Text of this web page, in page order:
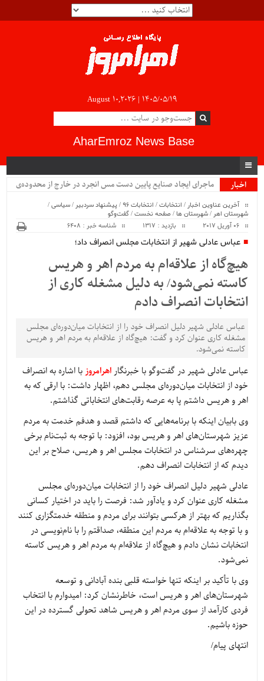
August 10,2026 | ۱۴۰۵/۰۵/۱۹
AharEmroz News Base
اخبار
ماجرای ایجاد صنایع پایین دست مس انجرد در خارج از محدوده‌ی
آخرین عناوین اخبار / انتخابات/ انتخابات 96 /پیشنهاد سردبیر /سیاسی/
شهرستان اهر /شهرستان ها/صفحه نخست/گفت‌وگو
06 آوریل 2017
بازدید : 1317 شناسه خبر : 6408
عباس عادلی شهیر از انتخابات مجلس انصراف داد؛
هیچ‌گاه از علاقه‌ام به مردم اهر و هریس
کاسته نمی‌شود/ به دلیل مشغله کاری از
انتخابات انصراف دادم
عباس عادلی شهیر دلیل انصراف خود را از انتخابات میان‌دوره‌ای مجلس
مشغله کاری عنوان کرد و گفت: هیچ‌گاه از علاقه‌ام به مردم اهر و هریس
کاسته نمی‌شود.
عباس عادلی شهیر در گفت‌وگو با خبرنگاراهرامروز با اشاره به انصراف
خود از انتخابات میان‌دوره‌ای مجلس دهم، اظهار داشت: با ارقی که به
اهر و هریس داشتم پا به عرصه رقابت‌های انتخاباتی گذاشتم.
وی بابیان اینکه با برنامه‌هایی که داشتم قصد و هدفم خدمت به مردم
عزیز شهرستان‌های اهر و هریس بود، افزود: با توجه به ثبت‌نام برخی
چهره‌های سرشناس در انتخابات مجلس اهر و هریس، صلاح بر این
دیدم که از انتخابات انصراف دهم.
عادلی شهیر دلیل انصراف خود را از انتخابات میان‌دوره‌ای مجلس
مشغله کاری عنوان کرد و یادآور شد: فرصت را باید در اختیار کسانی
بگذاریم که بهتر از هرکسی بتوانند برای مردم و منطقه خدمتگزاری کنند
و با توجه به علاقه‌ام به مردم این منطقه، صداقتم را با نام‌نویسی در
انتخابات نشان دادم و هیچ‌گاه از علاقه‌ام به مردم اهر و هریس کاسته
نمی‌شود.
وی با تأکید بر اینکه تنها خواسته قلبی بنده آبادانی و توسعه
شهرستان‌های اهر و هریس است، خاطرنشان کرد: امیدوارم با انتخاب
فردی کارآمد از سوی مردم اهر و هریس شاهد تحولی گسترده در این
حوزه باشیم.
انتهای پیام/